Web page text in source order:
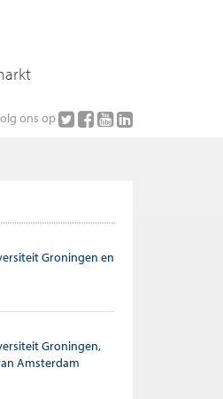
ons op
Groningen en
Groningen,
Amsterdam